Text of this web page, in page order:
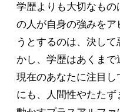
学歴よりも大切なも
の人が自身の強みをア
うとするのは、決し
かし、学歴はあくま
現在のあなたに注目
にも、人間性やたた